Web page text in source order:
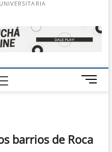
B
o
d
e
barrios de Roca